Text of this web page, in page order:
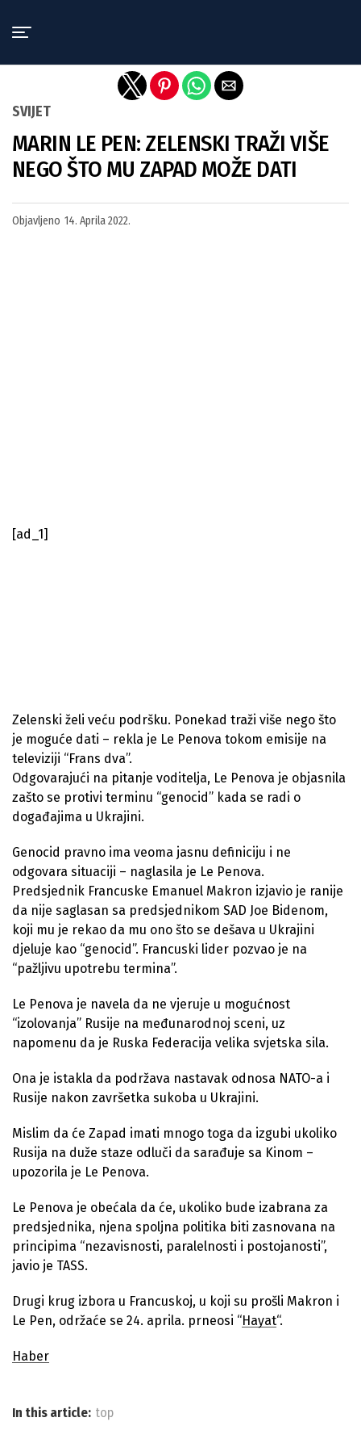
SVIJET
MARIN LE PEN: ZELENSKI TRAŽI VIŠE
NEGO ŠTO MU ZAPAD MOŽE DATI
Objavljeno 14. Aprila 2022.
[ad_1]
Zelenski želi veću podršku. Ponekad traži više nego što
je moguće dati – rekla je Le Penova tokom emisije na
televiziji “Frans dva”.
Odgovarajući na pitanje voditelja, Le Penova je objasnila
zašto se protivi terminu “genocid” kada se radi o
događajima u Ukrajini.
Genocid pravno ima veoma jasnu definiciju i ne
odgovara situaciji – naglasila je Le Penova.
Predsjednik Francuske Emanuel Makron izjavio je ranije
da nije saglasan sa predsjednikom SAD Joe Bidenom,
koji mu je rekao da mu ono što se dešava u Ukrajini
djeluje kao “genocid”. Francuski lider pozvao je na
“pažljivu upotrebu termina”.
Le Penova je navela da ne vjeruje u mogućnost
“izolovanja” Rusije na međunarodnoj sceni, uz
napomenu da je Ruska Federacija velika svjetska sila.
Ona je istakla da podržava nastavak odnosa NATO-a i
Rusije nakon završetka sukoba u Ukrajini.
Mislim da će Zapad imati mnogo toga da izgubi ukoliko
Rusija na duže staze odluči da sarađuje sa Kinom –
upozorila je Le Penova.
Le Penova je obećala da će, ukoliko bude izabrana za
predsjednika, njena spoljna politika biti zasnovana na
principima “nezavisnosti, paralelnosti i postojanosti”,
javio je TASS.
Drugi krug izbora u Francuskoj, u koji su prošli Makron i
Le Pen, održaće se 24. aprila. prneosi “Hayat“.
Haber
In this article: top